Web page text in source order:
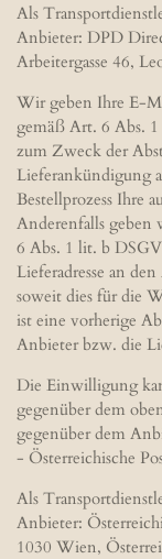
Als
Anbieter: DPD
Arbeitergasse 46,
Wir geben Ihre E-
gemäß Art. 6 Abs.
zum Zweck der
Lieferankündigung
Bestellprozess Ihre
Anderenfalls
6 Abs. 1 lit. b
Lieferadresse an
soweit dies für die
ist eine vorherige
Anbieter bzw. die
Die Einwilligung
gegenüber dem
gegenüber dem
- Österreichische
Als
Anbieter:
1030 Wien,